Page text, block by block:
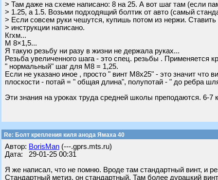
> Там даже на схеме написано: 8 на 25. А вот шаг там (если
> 1.25, а 1.5. Возьми подходящий болтик от авто (самый
> Если совсем руки чешутся, купишь потом из нержи. Ставить
> инструкции написано.
Кгхм...
М 8×1,5...
Я такую резьбу ни разу в жизни не держала руках...
Резьба увеличенного шага - это спец. резьбы . Применяется
" нормальный" шаг для М8 = 1,25.
Если не указано иное , просто " винт М8х25" - это значит что
плоскости - потай = " общая длина", полупотай - " до ребра
Эти знания на уроках труда средней школы преподаются. 6-7
Re: Болт крепления киля анода Ямаха 40
Автор: BorisMan (---.gprs.mts.ru)
Дата: 29-01-25 00:31
Я же написал, что не помню. Вроде там стандартный винт, и
Стандартный метиз, он стандартный. Там более дурацкий